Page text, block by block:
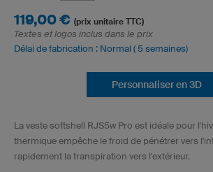
119,00 € (prix unitaire TTC)
Textes et logos inclus dans le prix
Délai de fabrication : Normal ( 5 semaines)
Personnaliser en 3D
La veste softshell RJS5w Pro est idéale pour
thermique empêche le froid de pénétrer vers
rapidement la transpiration vers l'extérieur.